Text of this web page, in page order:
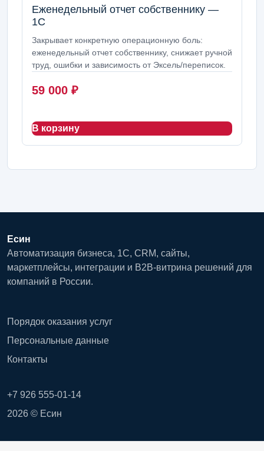
Еженедельный отчет собственнику —
1С
Закрывает конкретную операционную боль:
еженедельный отчет собственнику, снижает ручной
труд, ошибки и зависимость от Эксель/переписок.
59 000 ₽
В корзину
Есин
Автоматизация бизнеса, 1С, CRM, сайты,
маркетплейсы, интеграции и B2B-витрина решений для
компаний в России.
Порядок оказания услуг
Персональные данные
Контакты
+7 926 555-01-14
2026 © Есин